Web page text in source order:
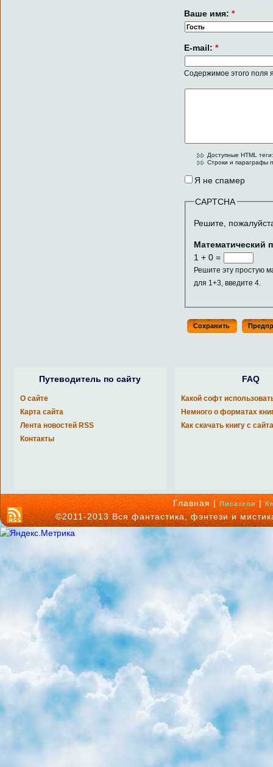
Ваше имя:*
E-mail:*
Содержимое этого поля
Доступные HTML
Строки и параграфы
Я не спамер
CAPTCHA
Решите,
Математический
1 + 0 =
Решите эту простую
для 1+3, введите 4.
Путеводитель по сайту
О сайте
Карта сайта
Лента новостей RSS
Контакты
FAQ
Какой софт
Немного о форматах
Как скачать книгу с
Главная |Писатели|
©2011-2013 Вся фантастика, фэнтези и